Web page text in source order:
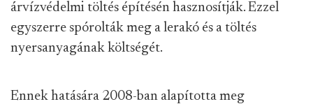
árvízvédelmi töltés építésén hasznosítják. Ezzel
egyszerre spórolták meg a lerakó és a töltés
nyersanyagának költségét.
Ennek hatására 2008-ban alapította meg